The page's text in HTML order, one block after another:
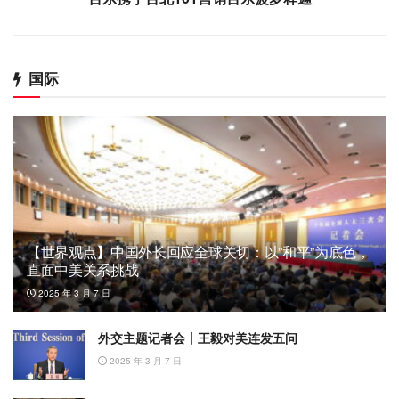
国际
【世界观点】中国外长回应全球关切：以”和平”为底色，
直面中美关系挑战
2025 年 3 月 7 日
外交主题记者会丨王毅对美连发五问
2025 年 3 月 7 日